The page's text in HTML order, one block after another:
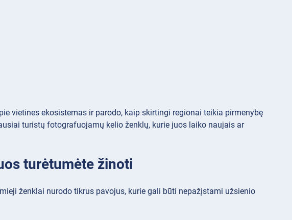
vietines ekosistemas ir parodo, kaip skirtingi regionai teikia pirmenybę
turistų fotografuojamų kelio ženklų, kurie juos laiko naujais ar
turėtumėte žinoti
ženklai nurodo tikrus pavojus, kurie gali būti nepažįstami užsienio